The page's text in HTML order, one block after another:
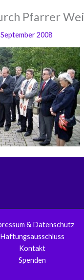
Pfarrer
September 2008
& Datenschutz
Haftungsausschluss
Kontakt
Spenden